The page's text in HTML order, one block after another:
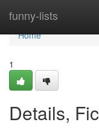
funny-lists
Home
Home
1
Details,